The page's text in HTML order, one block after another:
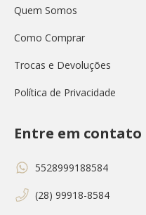
Quem Somos
Como Comprar
Trocas e Devoluções
Política de Privacidade
Entre em contato
5528999188584
(28) 99918-8584